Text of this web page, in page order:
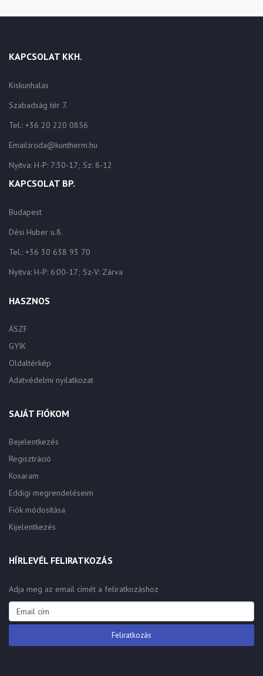
KAPCSOLAT KKH.
Kiskunhalas
Szabadság tér 7.
Tel.: +36 20 220 0856
Email:iroda@kuntherm.hu
Nyitva: H-P: 7:30-17; Sz: 8-12
KAPCSOLAT BP.
Budapest
Dési Huber u.8.
Tel.: +36 30 638 93 70
Nyitva: H-P: 6:00-17; Sz-V: Zárva
HASZNOS
ÁSZF
GYIK
Oldaltérkép
Adatvédelmi nyilatkozat
SAJÁT FIÓKOM
Bejelentkezés
Regisztráció
Kosaram
Eddigi megrendeléseim
Fiók módosítása
Kijelentkezés
HÍRLEVÉL FELIRATKOZÁS
Adja meg az email címét a feliratkozáshoz